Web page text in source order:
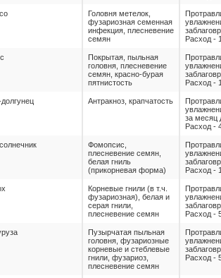
Головня метелок,
фузариозная семенная
инфекция, плесневение
семян
Расход -
Покрытая, пыльная
головня, плесневение
семян, красно-бурая
пятнистость
Расход -
Антракноз, крапчатость
за месяц
Расход -
Фомопсис,
плесневение семян,
белая гниль
(прикорневая форма)
Расход -
Корневые гнили (в т.ч.
фузариозная), белая и
серая гнили,
плесневение семян
Расход -
Пузырчатая пыльная
головня, фузариозные
корневые и стеблевые
гнили, фузариоз,
плесневение семян
Расход -